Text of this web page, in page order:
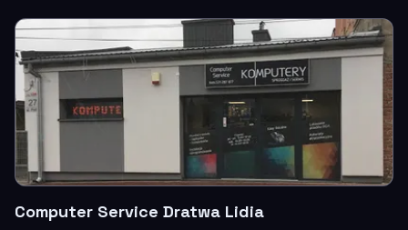
Computer Service Dratwa Lidia